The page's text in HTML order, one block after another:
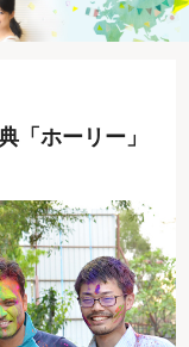
「ホーリー」